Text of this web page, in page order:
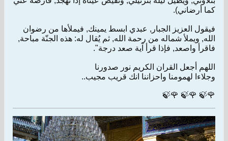
كما أرضاني).
فيقول العزيز الجبار, عبدي ابسط يمينك, فيملأها من رضوان
الله, ويملأ شماله من رحمة الله, ثم يُقال له: هذه الجنّة مباحة,
فاقرأ واصعد, فإذا قرأ آية صعد درجة".
اللهم أجعل القران الكريم نور صدورنا
وجلاءا لهمومنا واحزاننا انك قريب مجيب..
🌹🍃 🌹🍃 🌹🍃